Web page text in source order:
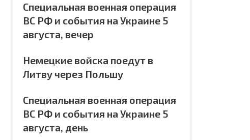
Специальная военная операция
ВС РФ и события на Украине 5
августа, вечер
Немецкие войска поедут в
Литву через Польшу
Специальная военная операция
ВС РФ и события на Украине 5
августа, день